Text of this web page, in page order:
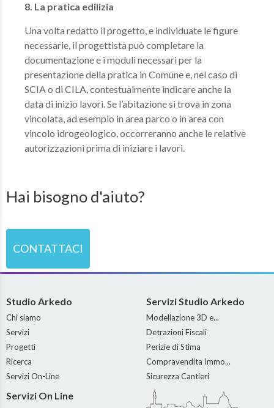
8. La pratica edilizia
Una volta redatto il progetto, e individuate le figure
necessarie, il progettista può completare la
documentazione e i moduli necessari per la
presentazione della pratica in Comune e, nel caso di
SCIA o di CILA, contestualmente indicare anche la
data di inizio lavori. Se l’abitazione si trova in zona
vincolata, ad esempio in area parco o in area con
vincolo idrogeologico, occorreranno anche le relative
autorizzazioni prima di iniziare i lavori.
Hai bisogno d'aiuto?
CONTATTACI
Studio Arkedo
Chi siamo
Servizi
Progetti
Ricerca
Servizi On-Line
Servizi Studio Arkedo
Modellazione 3D e...
Detrazioni Fiscali
Perizie di Stima
Compravendita Immo...
Sicurezza Cantieri
Servizi On Line